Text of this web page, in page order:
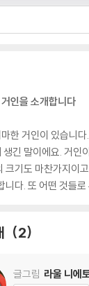
인을 소개합니다
한 거인이 있습니
생긴 말이에요. 거인
크기도 마찬가지이
니다. 또 어떤 것들
2
글그림 라울 니에